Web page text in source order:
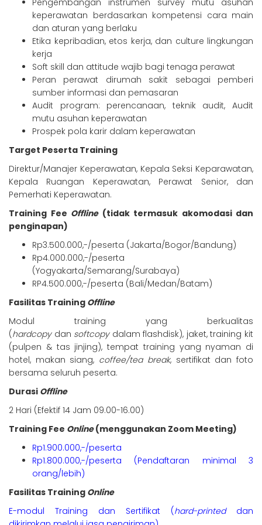
Pengembangan instrumen survey mutu asuhan
keperawatan berdasarkan kompetensi cara main
dan aturan yang berlaku
Etika kepribadian, etos kerja, dan culture lingkungan
kerja
Soft skill dan attitude wajib bagi tenaga perawat
Peran perawat dirumah sakit sebagai pemberi
sumber informasi dan pemasaran
Audit program: perencanaan, teknik audit, Audit
mutu asuhan keperawatan
Prospek pola karir dalam keperawatan
Target Peserta Training
Direktur/Manajer Keperawatan, Kepala Seksi Keparawatan,
Kepala Ruangan Keperawatan, Perawat Senior, dan
Pemerhati Keperawatan.
Training Fee Offline (tidak termasuk akomodasi dan
penginapan)
Rp3.500.000,-/peserta (Jakarta/Bogor/Bandung)
Rp4.000.000,-/peserta
(Yogyakarta/Semarang/Surabaya)
RP4.500.000,-/peserta (Bali/Medan/Batam)
Fasilitas Training Offline
Modul training yang berkualitas
(hardcopydan softcopy dalam flashdisk), jaket, training kit
(pulpen & tas jinjing), tempat training yang nyaman di
hotel, makan siang, coffee/tea break, sertifikat dan foto
bersama seluruh peserta.
Durasi Offline
2 Hari (Efektif 14 Jam 09.00-16.00)
Training Fee Online(menggunakan Zoom Meeting)
Rp1.900.000,-/peserta
Rp1.800.000,-/peserta (Pendaftaran minimal 3
orang/lebih)
Fasilitas Training Online
E-modul Training dan Sertifikat (hard-printeddan